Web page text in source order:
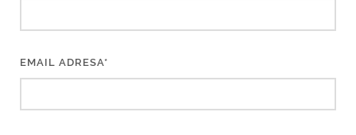
EMAIL ADRESA*